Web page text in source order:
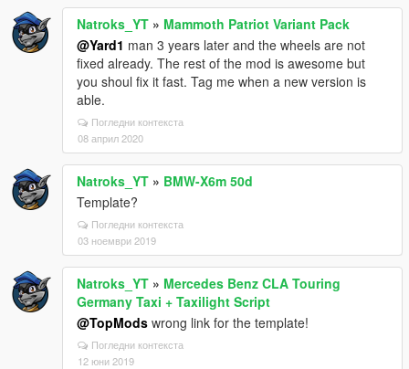
Natroks_YT » Mammoth Patriot Variant Pack
@Yard1 man 3 years later and the wheels are not
fixed already. The rest of the mod is awesome but
you shoul fix it fast. Tag me when a new version is
able.
Погледни контекста
08 април 2020
Natroks_YT » BMW-X6m 50d
Template?
Погледни контекста
03 ноември 2019
Natroks_YT » Mercedes Benz CLA Touring
Germany Taxi + Taxilight Script
@TopMods wrong link for the template!
Погледни контекста
12 юни 2019